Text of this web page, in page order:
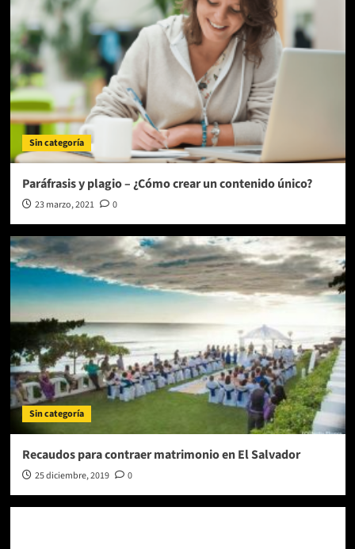
Sin categoría
Paráfrasis y plagio – ¿Cómo crear un contenido único?
23 marzo, 2021 0
Sin categoría
Recaudos para contraer matrimonio en El Salvador
25 diciembre, 2019 0